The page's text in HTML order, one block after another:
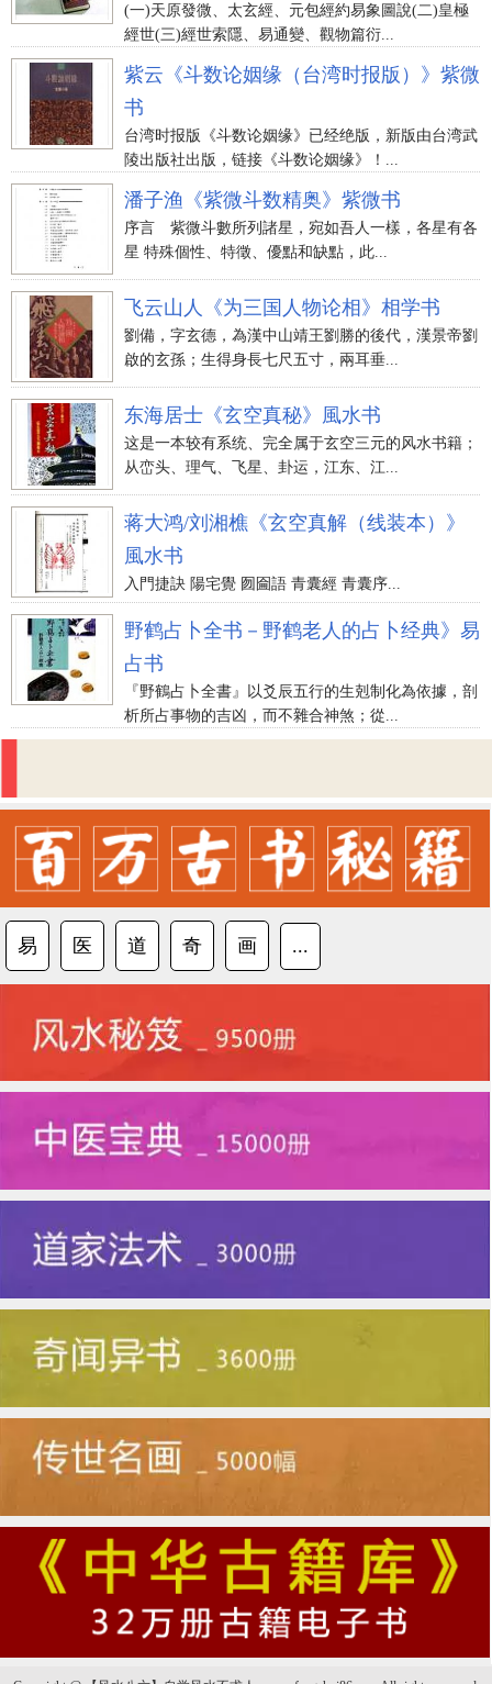
(一)天原發微、太玄經、元包經約易象圖說(二)皇極
經世(三)經世索隱、易通變、觀物篇衍...
紫云《斗数论姻缘（台湾时报版）》紫微
书
台湾时报版《斗数论姻缘》已经绝版，新版由台湾武
陵出版社出版，链接《斗数论姻缘》！...
潘子渔《紫微斗数精奥》紫微书
序言 紫微斗數所列諸星，宛如吾人一樣，各星有各
星 特殊個性、特徵、優點和缺點，此...
飞云山人《为三国人物论相》相学书
劉備，字玄德，為漢中山靖王劉勝的後代，漢景帝劉
啟的玄孫；生得身長七尺五寸，兩耳垂...
东海居士《玄空真秘》風水书
这是一本较有系统、完全属于玄空三元的风水书籍；
从峦头、理气、飞星、卦运，江东、江...
蒋大鸿/刘湘樵《玄空真解（线装本）》
風水书
入門捷訣 陽宅覺 囫圇語 青囊經 青囊序...
野鹤占卜全书－野鹤老人的占卜经典》易
占书
『野鶴占卜全書』以爻辰五行的生剋制化為依據，剖
析所占事物的吉凶，而不雜合神煞；從...
易 医 道 奇 画 ...